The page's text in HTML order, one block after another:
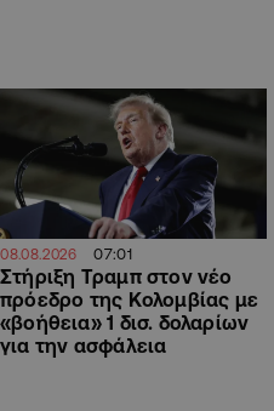
08.08.2026 07:01
Στήριξη Τραμπ στον νέο
πρόεδρο της Κολομβίας με
«βοήθεια» 1 δισ. δολαρίων
για την ασφάλεια